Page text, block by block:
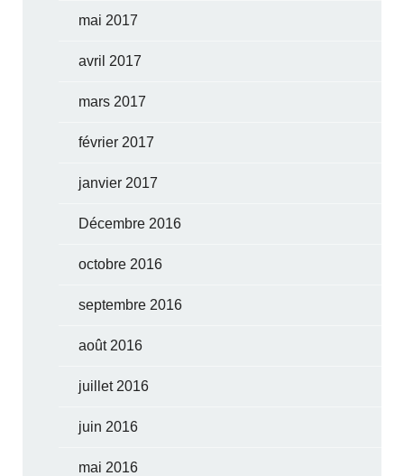
mai 2017
avril 2017
mars 2017
février 2017
janvier 2017
Décembre 2016
octobre 2016
septembre 2016
août 2016
juillet 2016
juin 2016
mai 2016